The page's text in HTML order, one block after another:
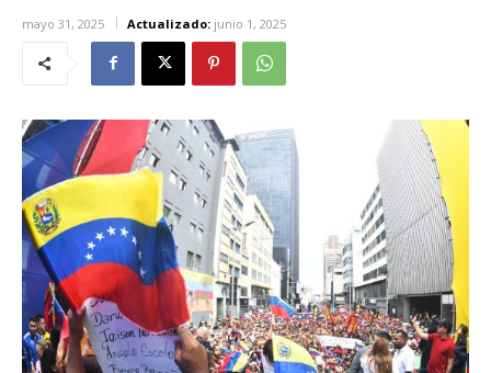
mayo 31, 2025 Actualizado: junio 1, 2025